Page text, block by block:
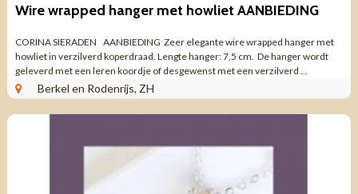
Wire wrapped hanger met howliet AANBIEDING
CORINA SIERADEN AANBIEDING Zeer elegante wire wrapped hanger met
howliet in verzilverd koperdraad. Lengte hanger: 7,5 cm. De hanger wordt
geleverd met een leren koordje of desgewenst met een verzilverd ...
Berkel en Rodenrijs, ZH